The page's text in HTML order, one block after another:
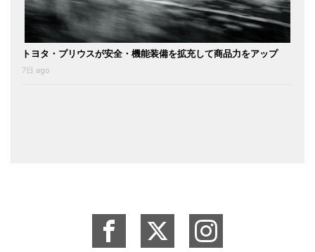
トヨタ・プリウスが安全・機能装備を拡充して商品力をアップ
7日 ago